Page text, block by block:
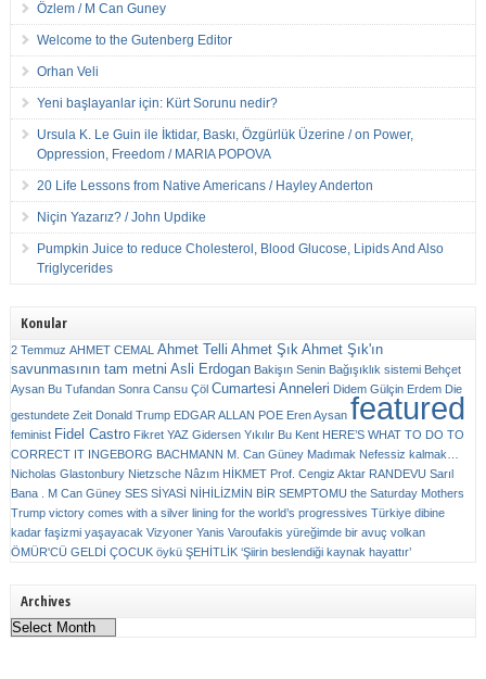
Özlem / M Can Guney
Welcome to the Gutenberg Editor
Orhan Veli
Yeni başlayanlar için: Kürt Sorunu nedir?
Ursula K. Le Guin ile İktidar, Baskı, Özgürlük Üzerine / on Power,
Oppression, Freedom / MARIA POPOVA
20 Life Lessons from Native Americans / Hayley Anderton
Niçin Yazarız? / John Updike
Pumpkin Juice to reduce Cholesterol, Blood Glucose, Lipids And Also
Triglycerides
Konular
2 Temmuz AHMET CEMAL Ahmet Telli Ahmet Şık Ahmet Şık'ın
savunmasının tam metni Asli Erdogan Bakişın Senin Bağışıklık sistemi Behçet
Aysan Bu Tufandan Sonra Cansu Çöl Cumartesi Anneleri Didem Gülçin Erdem Die
gestundete Zeit Donald Trump EDGAR ALLAN POE Eren Aysan featured
feminist Fidel Castro Fikret YAZ Gidersen Yıkılır Bu Kent HERE’S WHAT TO DO TO
CORRECT IT INGEBORG BACHMANN M. Can Güney Madımak Nefessiz kalmak…
Nicholas Glastonbury Nietzsche Nâzım HİKMET Prof. Cengiz Aktar RANDEVU Sarıl
Bana . M Can Güney SES SİYASİ NİHİLİZMİN BİR SEMPTOMU the Saturday Mothers
Trump victory comes with a silver lining for the world’s progressives Türkiye dibine
kadar faşizmi yaşayacak Vizyoner Yanis Varoufakis yüreğimde bir avuç volkan
ÖMÜR'CÜ GELDİ ÇOCUK öykü ŞEHİTLİK ‘Şiirin beslendiği kaynak hayattır’
Archives
Archives